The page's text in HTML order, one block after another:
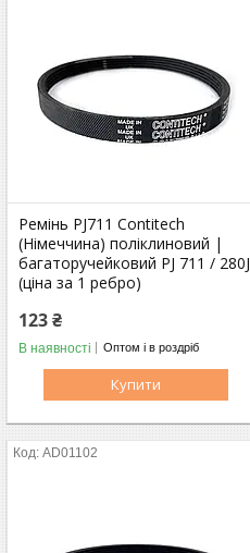
Ремінь PJ711 Contitech
(Німеччина) поліклиновий |
багаторучейковий PJ 711 / 280J
(ціна за 1 ребро)
123 ₴
В наявності Оптом і в роздріб
Купити
AD01102